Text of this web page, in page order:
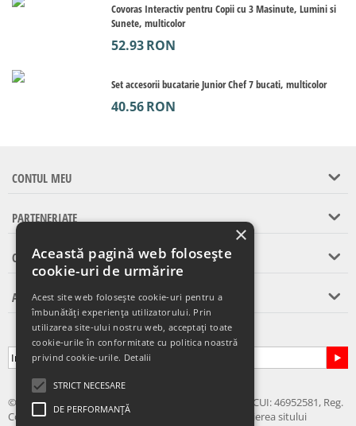
Covoras Interactiv pentru Copii cu 3 Masinute, Lumini si
Sunete, multicolor
52.93RON
Set accesorii bucatarie Junior Chef 7 bucati, multicolor
40.56RON
CONTUL MEU
PARTENERIATE
CONTACT
ASISTENTA CLIENTI
Abonare la newsletter
© 2024 - 2026 eChilipir.ro - SIRIUS TOP MARKET SRL, CUI: 46952581, Reg.
Com.: Call Center: 0726 676 676 Nu este permisa copierea sitului
Această pagină web folosește
cookie-uri de urmărire
Acest site web folosește cookie-uri pentru a
îmbunătăți experiența utilizatorului. Prin
utilizarea site-ului nostru web, acceptați toate
cookie-urile în conformitate cu politica noastră
privind cookie-urile. Detalii
STRICT NECESARE
DE PERFORMANȚĂ
×